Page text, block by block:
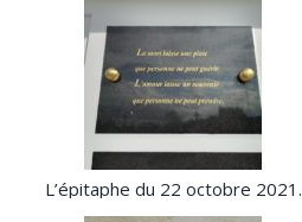
L’épitaphe du 22 octobre 2021.